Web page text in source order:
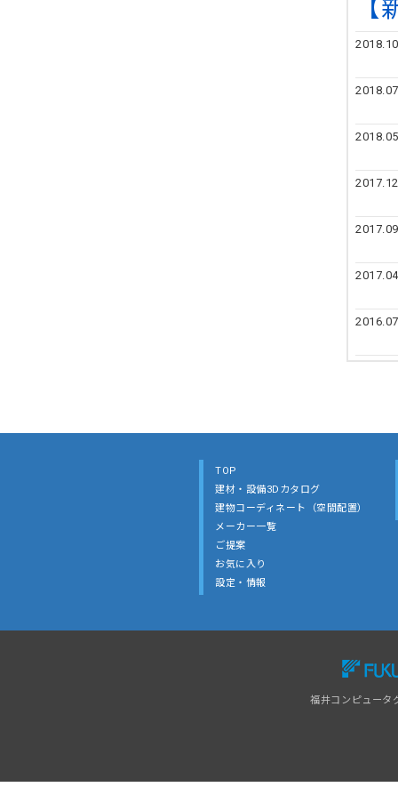
TOP
建材・設備3Dカタログ
建物コーディネート（空間配置）
メーカー一覧
ご提案
お気に入り
設定・情報
福井コンピュータ